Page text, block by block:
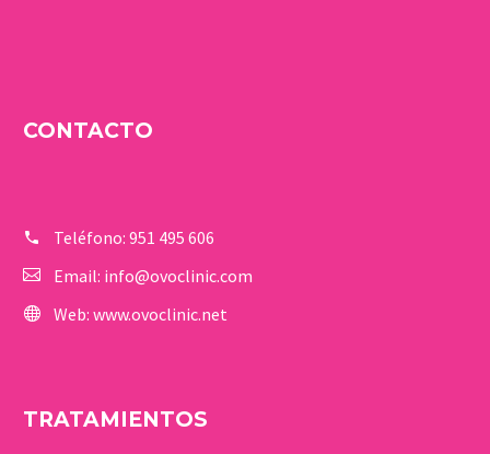
CONTACTO
Teléfono: 951 495 606
Email: info@ovoclinic.com
Web: www.ovoclinic.net
TRATAMIENTOS